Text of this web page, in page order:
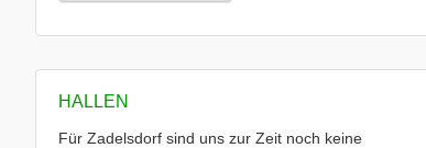
HALLEN
Für Zadelsdorf sind uns zur Zeit noch keine